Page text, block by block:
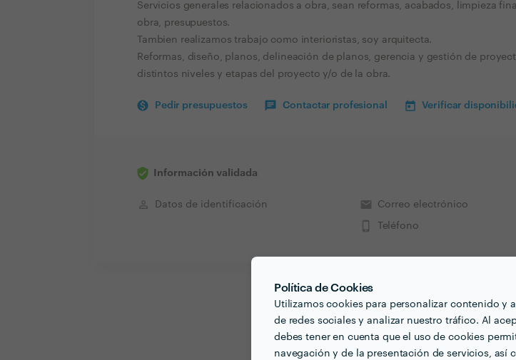
Política de Cookies
Utilizamos cookies para personalizar contenido y
de redes sociales y analizar nuestro tráfico. Al
debes tener en cuenta que el uso de cookies
navegación y de la presentación de servicios, así
Servicios generales relacionados a obra, sean reformas, acabados, limpieza
obra, presupuestos.
Tambien realizamos trabajo como interioristas, soy arquitecta.
Reformas, diseño, planos, delineación de planos, gerencia y gestión de
distintos niveles y etapas del proyecto y/o de la obra.
Pedir presupuestos Contactar profesional Verificar
Información validada
perm_identity Datos de identificación email Correo electrónico
phone_iphone Teléfono